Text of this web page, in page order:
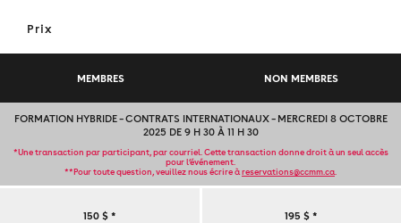
Prix
MEMBRES NON MEMBRES
FORMATION HYBRIDE – CONTRATS INTERNATIONAUX – MERCREDI 8 OCTOBRE
2025 DE 9 H 30 À 11 H 30
*Une transaction par participant, par courriel. Cette transaction donne droit à un seul accès
pour l’événement.
**Pour toute question, veuillez nous écrire àreservations@ccmm.ca
FORMATION
150 $ * 195 $ *